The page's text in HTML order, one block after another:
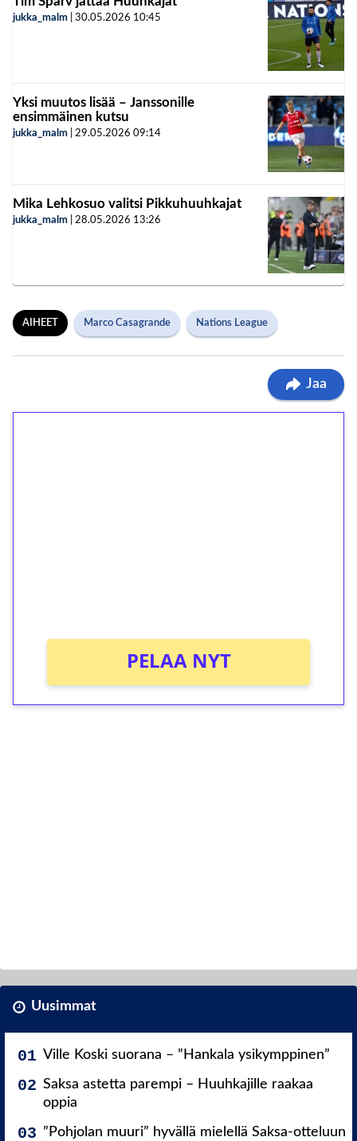
jukka_malm 30.05.2026 10:45
Yksi muutos lisää – Janssonille
ensimmäinen kutsu
jukka_malm 29.05.2026 09:14
Mika Lehkosuo valitsi Pikkuhuuhkajat
jukka_malm 28.05.2026 13:26
AIHEET Marco Casagrande Nations League
Jaa
PELAA NYT
Uusimmat
Ville Koski suorana – ”Hankala ysikymppinen”
Saksa astetta parempi – Huuhkajille raakaa
oppia
”Pohjolan muuri” hyvällä mielellä Saksa-otteluun